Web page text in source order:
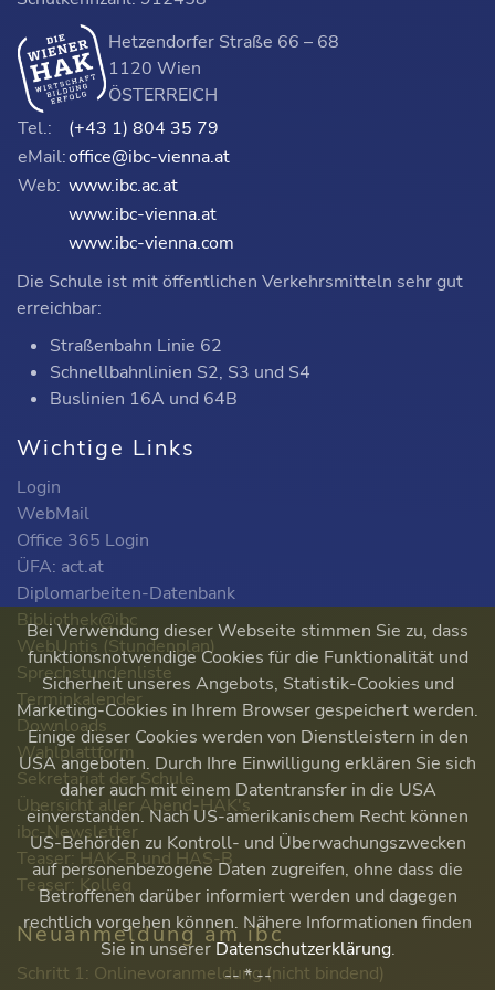
Ausbildungsschwerpunkt
Summe
23
Hetzendorfer Straße 66 – 68
1120 Wien
ÖSTERREICH
Tel.:
(+43 1) 804 35 79
eMail:office@ibc-vienna.at
Web: www.ibc.ac.at
www.ibc-vienna.at
www.ibc-vienna.com
Die Schule ist mit öffentlichen Verkehrsmitteln sehr gut
erreichbar:
Straßenbahn Linie 62
Schnellbahnlinien S2, S3 und S4
Buslinien 16A und 64B
Wichtige Links
Login
WebMail
Office 365 Login
ÜFA: act.at
Diplomarbeiten-Datenbank
Bibliothek@ibc
WebUntis (Stundenplan)
Sprechstundenliste
Terminkalender
Downloads
Wahlplattform
Sekretariat der Schule
Übersicht aller Abend-HAK's
ibc-Newsletter
Teaser: HAK-B und HAS-B
Teaser: Kolleg
Neuanmeldung am ibc
Schritt 1: Onlinevoranmeldung (nicht bindend)
Bei Verwendung dieser Webseite stimmen Sie zu, dass
funktionsnotwendige Cookies für die Funktionalität und
Sicherheit unseres Angebots, Statistik-Cookies und
Marketing-Cookies in Ihrem Browser gespeichert werden.
Einige dieser Cookies werden von Dienstleistern in den
USA angeboten. Durch Ihre Einwilligung erklären Sie sich
daher auch mit einem Datentransfer in die USA
einverstanden. Nach US-amerikanischem Recht können
US-Behörden zu Kontroll- und Überwachungszwecken
auf personenbezogene Daten zugreifen, ohne dass die
Betroffenen darüber informiert werden und dagegen
rechtlich vorgehen können. Nähere Informationen finden
Sie in unsererDatenschutzerklärung.
-- * --